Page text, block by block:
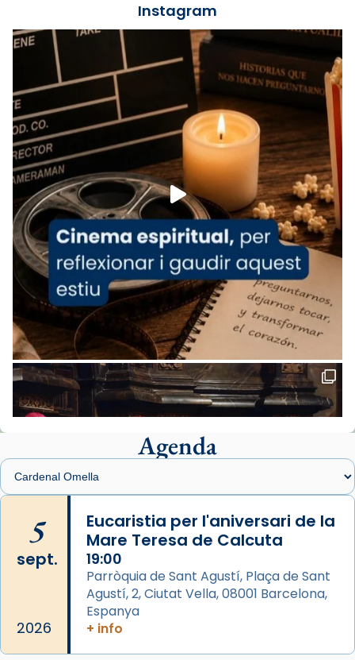
Recupera l'entrevista comp
Vatican
tican News 👇
www.vaticannews.va/es/iglesia/news/2026-
07/carmina-historia-depresion-papa-viaje-
espana-testimoni...
Foto
View on Facebook · Share
Arquebisbat de Barcelona
1 week ago
«Avui les santes Juliana i Semproniana ens
ajuden a alçar la mirada»
Mons. Sergi Gordo, bisbe de Tortosa, ha
presidit aquest 27 de juliol la missa de Les
Santes de Mataró.
🔗tinyurl.com/cvu5jmbk
📸 J. Merino
de Barcelona.
1 week ago
Aquest dilluns, 27 de juliol, ha tingut lloc la
missa d’acció de gràcies en agraïment al
comitè organitzador de la visita apostòlica
del Sant Pare Lleó XIV a Barcelona, i als
Instagram
Agenda
5
sept.
2026
Eucaristia per l'aniversari de la
Mare Teresa de Calcuta
19:00
Parròquia de Sant Agustí, Plaça de Sant
Agustí, 2, Ciutat Vella, 08001 Barcelona,
Espanya
+ info